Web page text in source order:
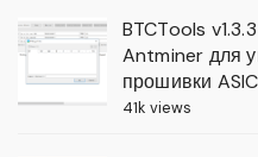
BTCTools
Antminer для
прошивки ASIC
41k views